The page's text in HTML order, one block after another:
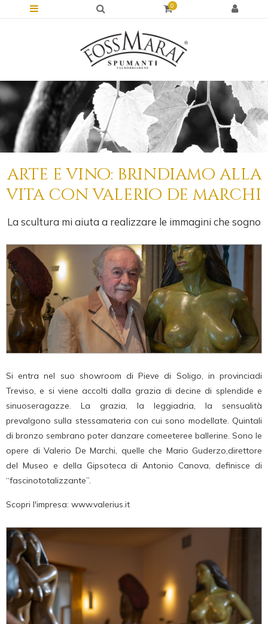
0
arte e vino: brindiamo alla
vita con valerio de marchi
La scultura mi aiuta a realizzare le immagini che sogno
Si entra nel suo showroom di Pieve di Soligo, in provinciadi
Treviso, e si viene accolti dalla grazia di decine di splendide e
sinuoseragazze. La grazia, la leggiadria, la sensualità
prevalgono sulla stessamateria con cui sono modellate. Quintali
di bronzo sembrano poter danzare comeeteree ballerine. Sono le
opere di Valerio De Marchi, quelle che Mario Guderzo,direttore
del Museo e della Gipsoteca di Antonio Canova, definisce di
“fascinototalizzante”.
Scopri l'impresa: www.valerius.it